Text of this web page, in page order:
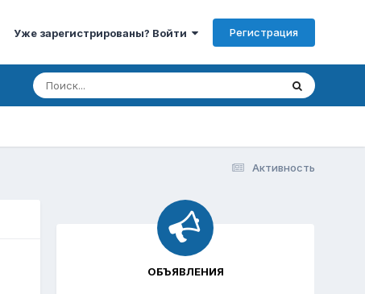
Уже зарегистрированы? Войти Регистрация
Активность
ОБЪЯВЛЕНИЯ